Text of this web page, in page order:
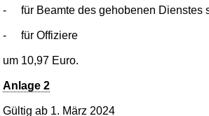
- für Beamte des gehobenen Dienstes
- für Offiziere
um 10,97 Euro.
Anlage 2
Gültig ab 1. März 2024